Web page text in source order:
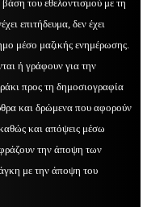
του εθελοντισμού με τη
επιτήδευμα, δεν έχει
μέσο μαζικής ενημέρωσης.
ή γράφουν για την
προς τη δημοσιογραφία
και δρώμενα που αφορούν
και απόψεις μέσω
την άποψη των
με την άποψη του